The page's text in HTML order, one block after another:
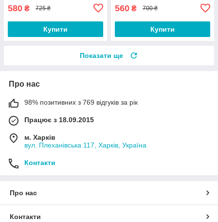
580 ₴ 725 ₴
Купити
560 ₴ 700 ₴
Купити
Показати ще
Про нас
98% позитивних з 769 відгуків за рік
Працює з 18.09.2015
м. Харків
вул. Плеханівська 117, Харків, Україна
Контакти
Про нас
Контакти